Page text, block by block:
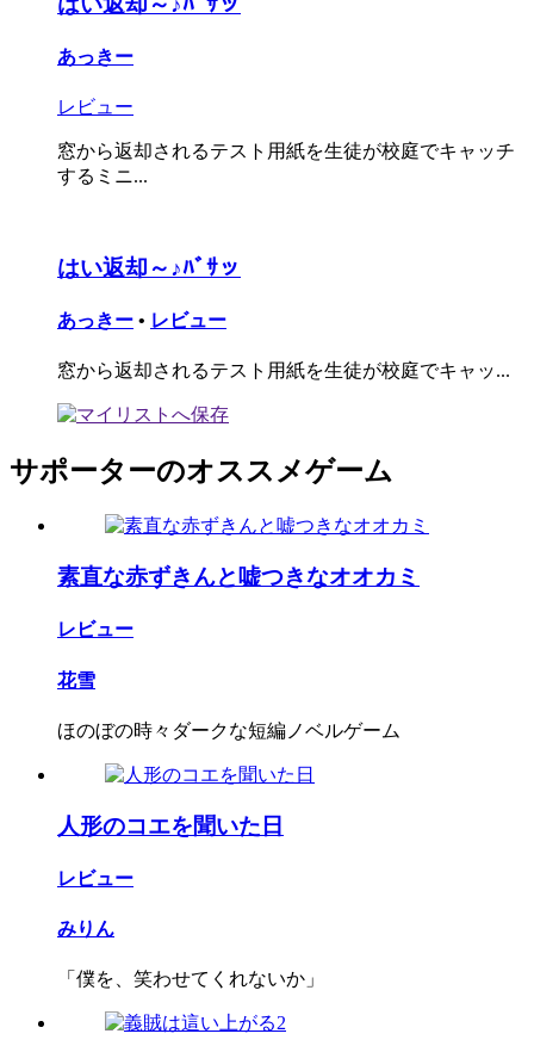
あっきー
レビュー
窓から返却されるテスト用紙を生徒が校庭でキャッチ
するミニ...
はい返却～♪ﾊﾞｻッ
あっきー • レビュー
窓から返却されるテスト用紙を生徒が校庭でキャッ...
サポーターのオススメゲーム
素直な赤ずきんと嘘つきなオオカミ
レビュー
花雪
ほのぼの時々ダークな短編ノベルゲーム
人形のコエを聞いた日
レビュー
みりん
「僕を、笑わせてくれないか」